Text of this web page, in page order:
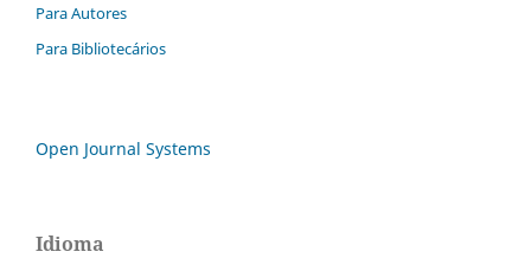
Para Autores
Para Bibliotecários
Open Journal Systems
Idioma